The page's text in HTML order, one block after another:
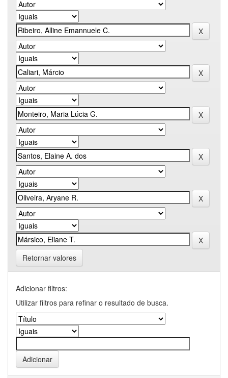
Retornar valores
Adicionar filtros:
Utilizar filtros para refinar o resultado de busca.